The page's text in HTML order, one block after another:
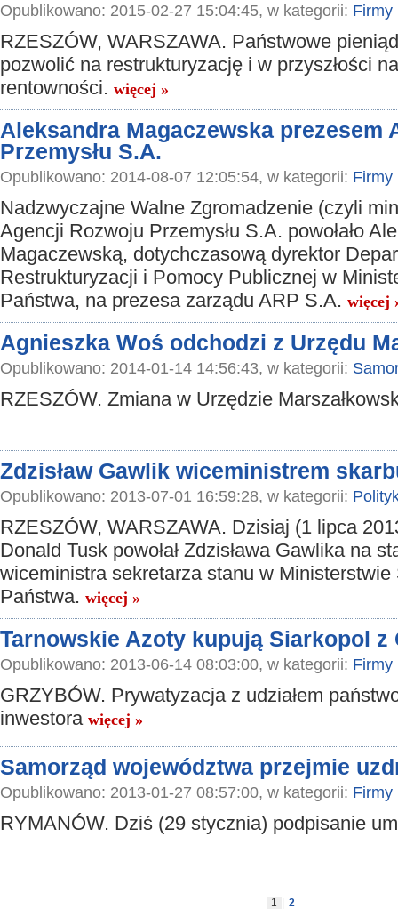
Opublikowano: 2015-02-27 15:04:45, w kategorii: Firmy
RZESZÓW, WARSZAWA. Państwowe
pozwolić na restrukturyzację i w przyszłości
rentowności. więcej »
Aleksandra Magaczewska prezesem
Przemysłu S.A.
Opublikowano: 2014-08-07 12:05:54, w kategorii: Firmy
Nadzwyczajne Walne Zgromadzenie (czyli
Agencji Rozwoju Przemysłu S.A. powołało
Magaczewską, dotychczasową dyrektor
Restrukturyzacji i Pomocy Publicznej w
Państwa, na prezesa zarządu ARP S.A. więcej
Agnieszka Woś odchodzi z Urzędu
Opublikowano: 2014-01-14 14:56:43, w kategorii:
RZESZÓW. Zmiana w Urzędzie
Zdzisław Gawlik wiceministrem
Opublikowano: 2013-07-01 16:59:28, w kategorii:
RZESZÓW, WARSZAWA. Dzisiaj (1 lipca
Donald Tusk powołał Zdzisława Gawlika na
wiceministra sekretarza stanu w Ministerstwie
Państwa. więcej »
Tarnowskie Azoty kupują Siarkopol z
Opublikowano: 2013-06-14 08:03:00, w kategorii: Firmy
GRZYBÓW. Prywatyzacja z udziałem
inwestora więcej »
Samorząd województwa przejmie
Opublikowano: 2013-01-27 08:57:00, w kategorii: Firmy
RYMANÓW. Dziś (29 stycznia) podpisanie
1 2